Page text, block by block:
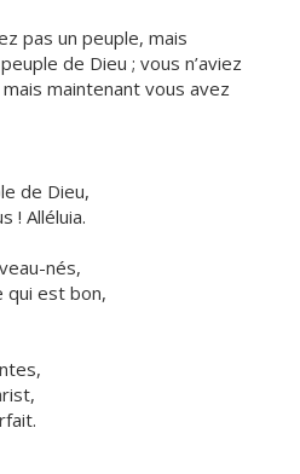
pas un peuple, mais
de Dieu ; vous n’aviez
maintenant vous avez
de Dieu,
! Alléluia.
nés,
qui est bon,